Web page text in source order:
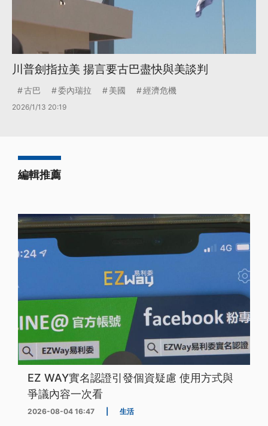
川普劍指拉美 揚言要古巴盡快與美談判
古巴 委內瑞拉 美國 經濟危機
2026/1/13 20:19
編輯推薦
EZ WAY實名認證引發個資疑慮 使用方式與
爭議內容一次看
2026-08-04 16:47 生活